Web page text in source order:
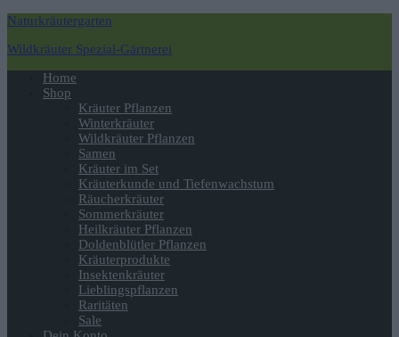
Naturkräutergarten
Wildkräuter Spezial-Gärtnerei
Navigation
umschalten
Home
Shop
Kräuter Pflanzen
Winterkräuter
Wildkräuter Pflanzen
Samen
Kräuter im Set
Kräuterkunde und Tiefenwachstum
Räucherkräuter
Sommerkräuter
Heilkräuter Pflanzen
Doldenblütler Pflanzen
Kräuterprodukte
Insektenkräuter
Lieblingspflanzen
Raritäten
Sale